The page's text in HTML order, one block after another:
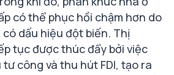
có thể phục hồi chậm hơn do
dấu hiệu đột biến. Thị
tục được thúc đẩy bởi việc
công và thu hút FDI, tạo ra